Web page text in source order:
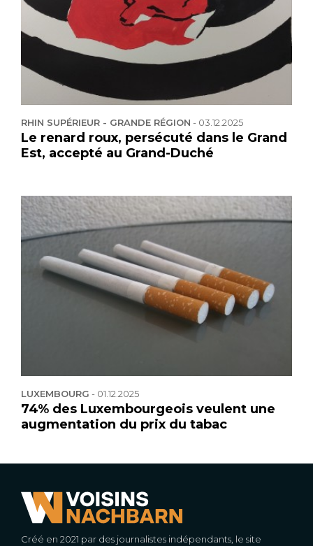
RHIN SUPÉRIEUR - GRANDE RÉGION - 03.12.2025
Le renard roux, persécuté dans le Grand
Est, accepté au Grand-Duché
LUXEMBOURG - 01.12.2025
74% des Luxembourgeois veulent une
augmentation du prix du tabac
Créé en 2021 par des journalistes indépendants, le site